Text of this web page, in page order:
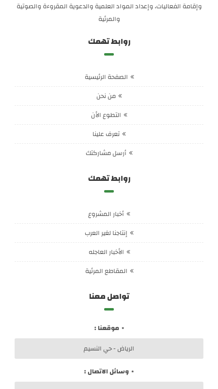
وإقامة الفعاليات، وإعداد المواد العلمية والدعوية المقروءة والصوتية
والمرئية
روابط تهمك
الصفحة الرئيسية
من نحن
التطوع الأن
تعرف علينا
أرسل مشاركتك
روابط تهمك
أخبار المشروع
إنتاجنا لغير العرب
الأخبار العاجله
المقاطع المرئية
تواصل معنا
موقعنا :
الرياض - حي النسيم
وسائل الاتصال :